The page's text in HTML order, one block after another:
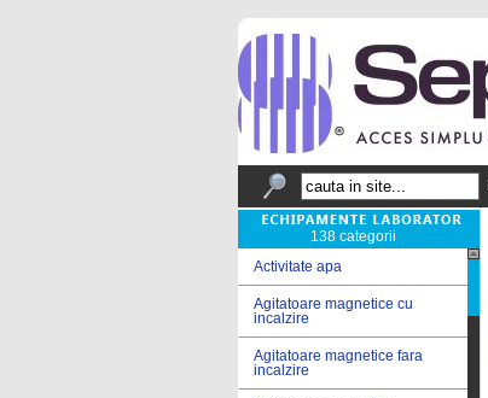
138 categorii
Activitate apa
Agitatoare magnetice cu
incalzire
Agitatoare magnetice fara
incalzire